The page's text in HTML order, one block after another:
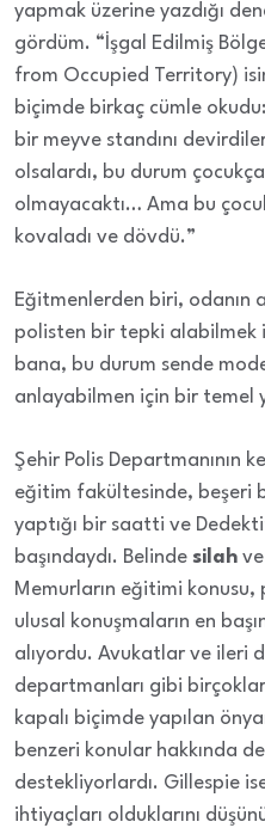
yapmak üzerine yazdığı
gördüm. “İşgal Edilmiş
from Occupied Territory)
biçimde birkaç cümle
bir meyve standını
olsalardı, bu durum
olmayacaktı… Ama bu
kovaladı ve dövdü.”
Eğitmenlerden biri, odanın
polisten bir tepki alabilmek
bana, bu durum sende
anlayabilmen için bir temel
Şehir Polis Departmanının
eğitim fakültesinde, beşeri
yaptığı bir saatti ve
başındaydı. Belinde silah
Memurların eğitimi
ulusal konuşmaların en
alıyordu. Avukatlar ve ileri
departmanları gibi
kapalı biçimde yapılan
benzeri konular hakkında
destekliyorlardı. Gillespie
ihtiyaçları olduklarını